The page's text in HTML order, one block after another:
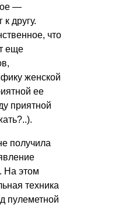
—
к другу.
что
еще
женской
ее
приятной
получила
На этом
техника
пулеметной